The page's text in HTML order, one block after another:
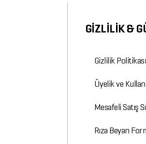
GİZLİLİK &
Gizlilik Politikası
Üyelik ve
Mesafeli Satış
Rıza Beyan